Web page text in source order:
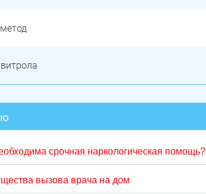
срочная наркологическая помощь?
вызова врача на дом